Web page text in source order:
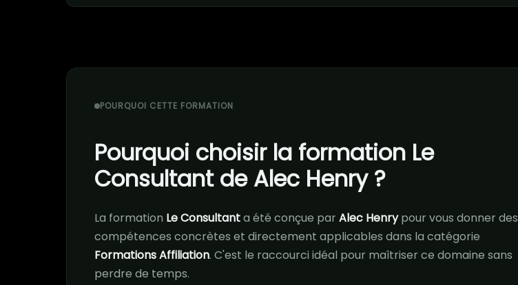
POURQUOI CETTE FORMATION
Pourquoi choisir la formation Le
Consultant de Alec Henry ?
La formation Le Consultanta été conçue parAlec Henrypour vous donner des
compétences concrètes et directement applicables dans la catégorie
Formations Affiliation. C'est le raccourci idéal pour maîtriser ce domaine sans
perdre de temps.